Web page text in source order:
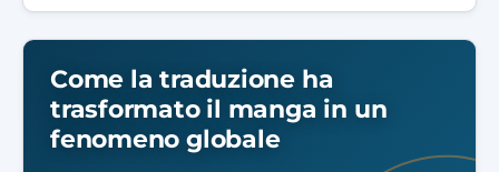
Come la traduzione ha
trasformato il manga in un
fenomeno globale